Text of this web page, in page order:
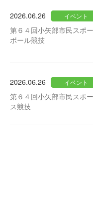
2026.06.26 イベント
第６４回小矢部市民スポ
ボール競技
2026.06.26 イベント
第６４回小矢部市民スポ
ス競技